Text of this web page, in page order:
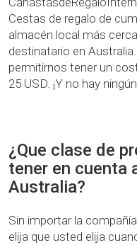
Cestas de regalo de
almacén local más
destinatario en
permitirnos tener un
25 USD. ¡Y no hay
¿Que clase de
tener en cuenta
Australia?
Sin importar la
elija que usted elija